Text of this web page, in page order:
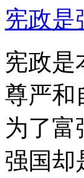
宪政是
宪政是
尊严和
为了富
强国却